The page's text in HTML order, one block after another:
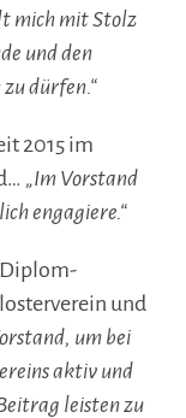
mich mit Stolz
und den
dürfen.“
2015 im
„Im Vorstand
engagiere.“
und
um bei
aktiv und
leisten zu